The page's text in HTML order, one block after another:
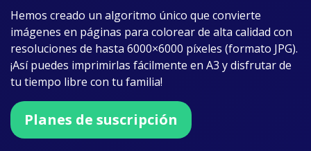
Hemos creado un algoritmo único que convierte
imágenes en páginas para colorear de alta calidad con
resoluciones de hasta 6000×6000 píxeles (formato JPG).
¡Así puedes imprimirlas fácilmente en A3 y disfrutar de
tu tiempo libre con tu familia!
Planes de suscripción